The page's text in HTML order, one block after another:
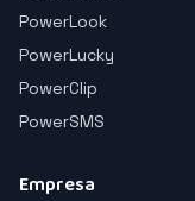
PowerLook
PowerLucky
PowerClip
PowerSMS
Empresa